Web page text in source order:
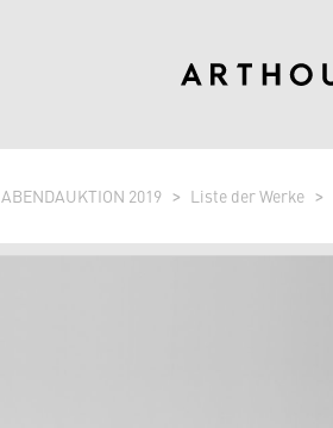
ABENDAUKTION 2019 Liste der Werke